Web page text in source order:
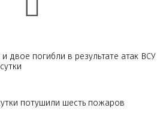
двое погибли в результате атак ВСУ
потушили шесть пожаров